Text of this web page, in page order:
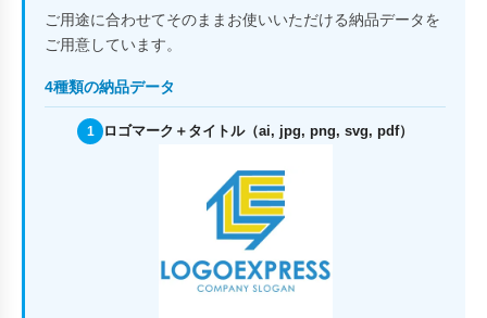
ご用途に合わせてそのままお使いいただける納品データを
ご用意しています。
4種類の納品データ
1 ロゴマーク＋タイトル（ai, jpg, png, svg, pdf）